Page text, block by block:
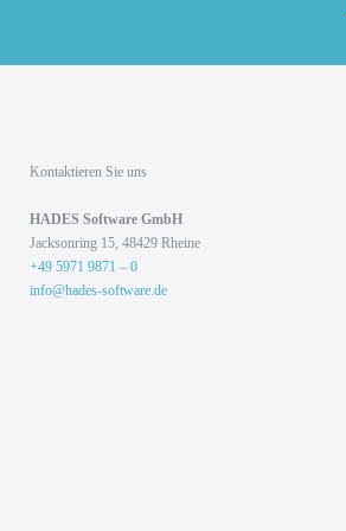
Kontaktieren Sie uns
HADES Soft­ware GmbH
Jack­son­ring 15, 48429 Rhei­ne
+49 5971 9871 – 0
info@hades-software.de